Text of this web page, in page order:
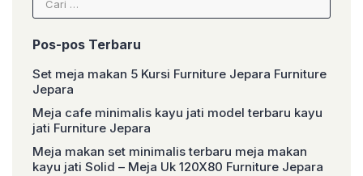
untuk:
Pos-pos Terbaru
Set meja makan 5 Kursi Furniture Jepara Furniture
Jepara
Meja cafe minimalis kayu jati model terbaru kayu
jati Furniture Jepara
Meja makan set minimalis terbaru meja makan
kayu jati Solid – Meja Uk 120X80 Furniture Jepara